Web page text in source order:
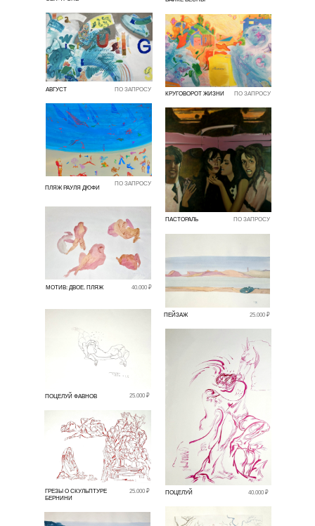
ПАСТОРАЛЬ
ПЕЙЗАЖ
25.000 ₽
МОТИВ: ДВОЕ. ПЛЯЖ
ПОЦЕЛУЙ ФАВНОВ 25.000 ₽
ГРЕЗЫ О СКУЛЬПТУРЕ
БЕРНИНИ
ПОЦЕЛУЙ 40.000 ₽
25.000 ₽
40.000 ₽
ПО ЗАПРОСУ
ПО ЗАПРОСУ
ПО ЗАПРОСУ
АВГУСТ
КРУГОВОРОТ ЖИЗНИ
ПО ЗАПРОСУ
ПЛЯЖ РАУЛЯ ДЮФИ